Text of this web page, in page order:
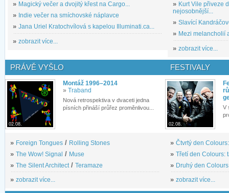
» Magický večer a dvojitý křest na Cargo...
» Indie večer na smíchovské náplavce
» Jana Uriel Kratochvílová s kapelou Illuminati.ca...
» zobrazit více...
» Kurt Vile přiveze
nejosobnější...
» Slavící
» Mezi melancholií
» zobrazit více...
PRÁVĚ VYŠLO
02.08.
Montáž 1996–2014
» Traband
Nová retrospektiva v dvaceti jedna
písních přináší průřez proměnlivou...
» Foreign Tongues / Rolling Stones
» The Wow! Signal / Muse
» The Silent Architect / Teramaze
» zobrazit více...
FESTIVALY
02.08.
V
» Čtvrtý den
» Třetí den Colours:
» Druhý den
» zobrazit více...